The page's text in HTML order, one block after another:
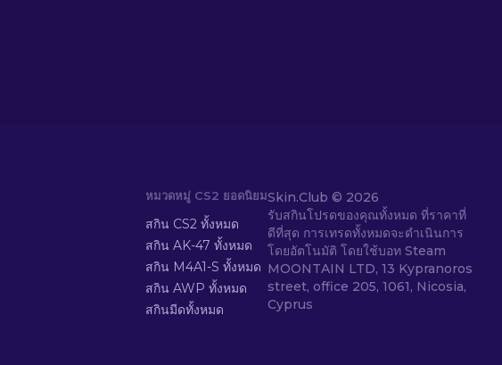
หมวดหมู่ CS2 ยอดนิยม
สกิน CS2 ทั้งหมด
สกิน AK-47 ทั้งหมด
สกิน M4A1-S ทั้งหมด
สกิน AWP ทั้งหมด
สกินมีดทั้งหมด
Skin.Club © 2026
รับสกินโปรดของคุณทั้งหมด ที่ราคาที่
ดีที่สุด การเทรดทั้งหมดจะดำเนินการ
โดยอัตโนมัติ โดยใช้บอท Steam
MOONTAIN LTD, 13 Kypranoros
street, office 205, 1061, Nicosia,
Cyprus